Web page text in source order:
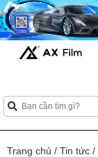
Trang chủ / Tin tức /